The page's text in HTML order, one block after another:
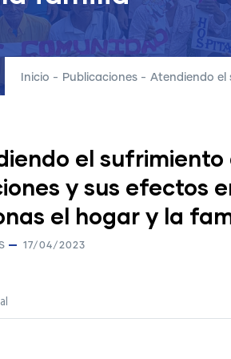
Inicio - Publicaciones - Atendiendo el
el sufrimiento
y sus efectos
el hogar y la
17/04/2023